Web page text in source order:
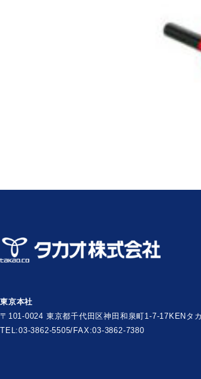
東京本社
〒101-0024 東京都千代田区神田和泉町1-7-17 KENタ
TEL:03-3862-5505/FAX:03-3862-7380